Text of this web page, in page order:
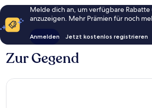
Melde dich an, um verfügbare
anzuzeigen. Mehr Prämien für noch
Anmelden Jetzt kostenlos registrieren
Zur Gegend